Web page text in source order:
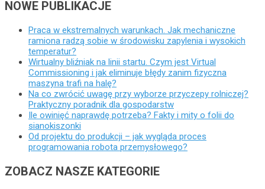
NOWE PUBLIKACJE
Praca w ekstremalnych warunkach. Jak mechaniczne
ramiona radzą sobie w środowisku zapylenia i wysokich
temperatur?
Wirtualny bliźniak na linii startu. Czym jest Virtual
Commissioning i jak eliminuje błędy zanim fizyczna
maszyna trafi na halę?
Na co zwrócić uwagę przy wyborze przyczepy rolniczej?
Praktyczny poradnik dla gospodarstw
Ile owinięć naprawdę potrzeba? Fakty i mity o folii do
sianokiszonki
Od projektu do produkcji – jak wygląda proces
programowania robota przemysłowego?
ZOBACZ NASZE KATEGORIE